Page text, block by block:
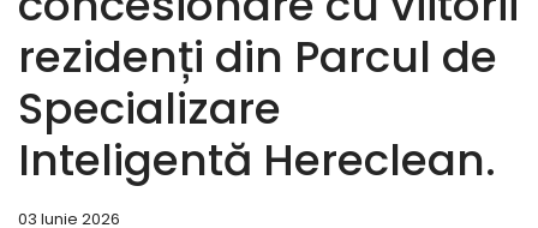
rezidenți din Parcul de
Specializare
Inteligentă Hereclean.
03 Iunie 2026